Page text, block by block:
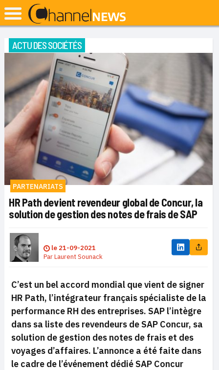
ACTU DES SOCIÉTÉS
PARTENARIATS
HR Path devient revendeur global de Concur, la
solution de gestion des notes de frais de SAP
le 21-09-2021
ParLaurent Sounack
C’est un bel accord mondial que vient de signer
HR Path, l’intégrateur français spécialiste de la
performance RH des entreprises. SAP l’intègre
dans sa liste des revendeurs de SAP Concur, sa
solution de gestion des notes de frais et des
voyages d’affaires. L’annonce a été faite dans
le cadre de l’événement dédié SAP Concur